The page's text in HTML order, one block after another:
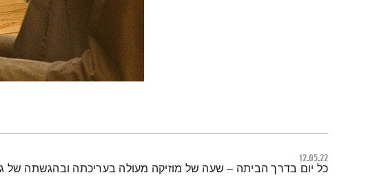
12.05.22
תמצית הפודקאסט
כל יום בדרך הביתה – שעה של מוזיקה מעולה בעריכתה ובהגשתה של